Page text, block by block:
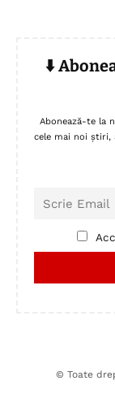
⬇️
Abonează-te la
cele mai noi știri,
© Toate